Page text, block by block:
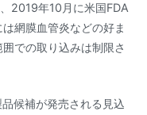
2019年10月に米国FDA
網膜血管炎などの好ま
での取り込みは制限さ
候補が発売される見込